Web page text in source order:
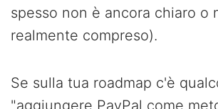
spesso non è ancora chiaro o
realmente compreso).
Se sulla tua roadmap c'è
"aggiungere PayPal come